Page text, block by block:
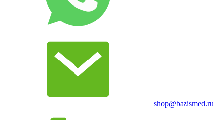
shop@bazismed.ru